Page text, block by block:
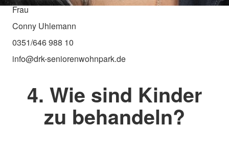
Frau
Conny Uhlemann
0351/646 988 10
info@drk-seniorenwohnpark.de
4. Wie sind Kinder
zu behandeln?